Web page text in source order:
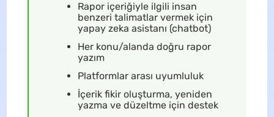
Rapor içeriğiyle ilgili insan
benzeri talimatlar vermek için
yapay zeka asistanı (chatbot)
Her konu/alanda doğru rapor
yazım
Platformlar arası uyumluluk
İçerik fikir oluşturma, yeniden
yazma ve düzeltme için destek